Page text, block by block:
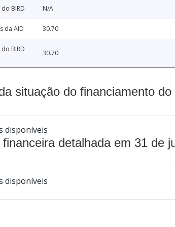
BIRD N/A
da AID 30.70
BIRD
30.70
situação do financiamento
disponíveis
detalhada em 31 de
disponíveis